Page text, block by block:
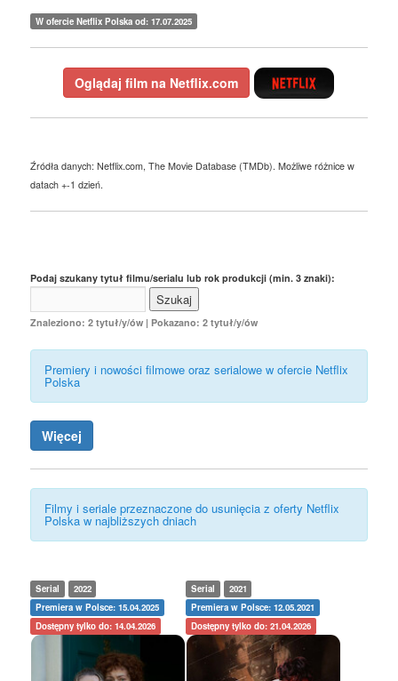
W ofercie Netflix Polska od: 17.07.2025
Oglądaj film na Netflix.com
Źródła danych: Netflix.com, The Movie Database (TMDb). Możliwe różnice w
datach +-1 dzień.
Podaj szukany tytuł filmu/serialu lub rok produkcji (min. 3 znaki):
Znaleziono: 2 tytuł/y/ów | Pokazano: 2 tytuł/y/ów
Premiery i nowości filmowe oraz serialowe w ofercie Netflix
Polska
Więcej
Filmy i seriale przeznaczone do usunięcia z oferty Netflix
Polska w najbliższych dniach
Serial
2022
Premiera w Polsce: 15.04.2025
Dostępny tylko do: 14.04.2026
Serial
2021
Premiera w Polsce: 12.05.2021
Dostępny tylko do: 21.04.2026